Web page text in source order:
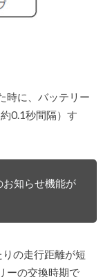
時に、バッテリー
0.1秒間隔）す
お知らせ機能が
の走行距離が短
ーの交換時期で